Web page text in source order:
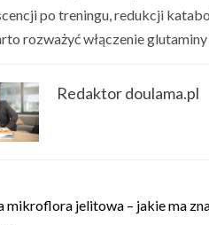
po treningu, redukcji
rozważyć włączenie
Redaktor doulama.pl
mikroflora jelitowa – jakie ma